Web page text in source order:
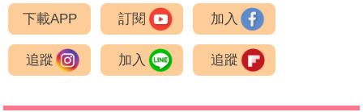
下載APP 訂閱 加入
追蹤 加入 追蹤